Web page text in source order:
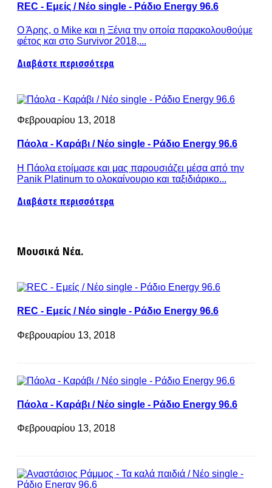
REC - Εμείς / Νέο single - Ράδιο Energy 96.6
Ο Άρης, ο Mike και η Ξένια την οποία παρακολουθούμε
φέτος και στο Survivor 2018,...
Διαβάστε περισσότερα
Φεβρουαρίου 13, 2018
Πάολα - Καράβι / Νέο single - Ράδιο Energy 96.6
Η Πάολα ετοίμασε και μας παρουσιάζει μέσα από την
Panik Platinum το ολοκαίνουριο και ταξιδιάρικο...
Διαβάστε περισσότερα
Μουσικά Νέα.
REC - Εμείς / Νέο single - Ράδιο Energy 96.6
Φεβρουαρίου 13, 2018
Πάολα - Καράβι / Νέο single - Ράδιο Energy 96.6
Φεβρουαρίου 13, 2018